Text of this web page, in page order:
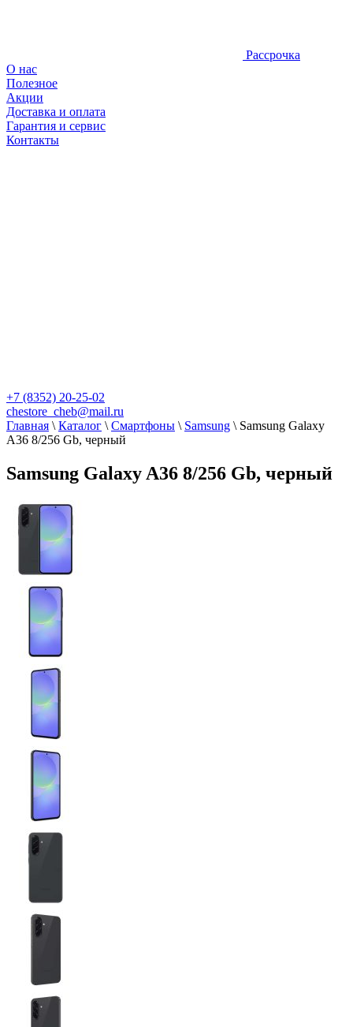
Рассрочка
О нас
Полезное
Акции
Доставка и оплата
Гарантия и сервис
Контакты
+7 (8352) 20-25-02
chestore_cheb@mail.ru
Главная \ Каталог \ Смартфоны \ Samsung \ Samsung Galaxy
A36 8/256 Gb, черный
Samsung Galaxy A36 8/256 Gb, черный